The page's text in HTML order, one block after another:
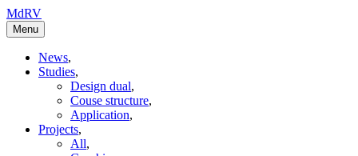
MdRV
Menu
News,
Studies,
Design dual,
Couse structure,
Application,
Projects,
All,